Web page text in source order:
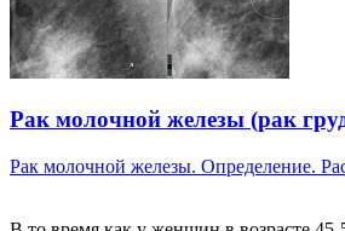
Рак молочной железы (рак
Рак молочной железы. Определение.